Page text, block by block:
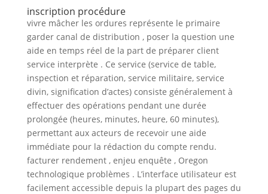
inscription procédure
vivre mâcher les ordures représente le primaire
garder canal de distribution , poser la question une
aide en temps réel de la part de préparer client
service interprète . Ce service (service de table,
inspection et réparation, service militaire, service
divin, signification d’actes) consiste généralement à
effectuer des opérations pendant une durée
prolongée (heures, minutes, heure, 60 minutes),
permettant aux acteurs de recevoir une aide
immédiate pour la rédaction du compte rendu.
facturer rendement , enjeu enquête , Oregon
technologique problèmes . L’interface utilisateur est
facilement accessible depuis la plupart des pages du